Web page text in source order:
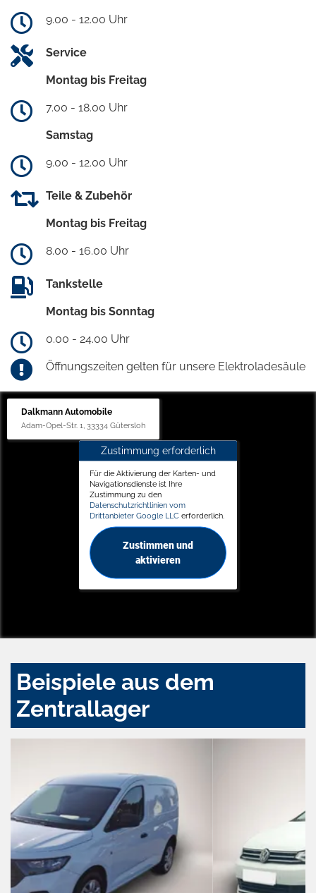
9.00 - 12.00 Uhr
Service
Montag bis Freitag
7.00 - 18.00 Uhr
Samstag
9.00 - 12.00 Uhr
Teile & Zubehör
Montag bis Freitag
8.00 - 16.00 Uhr
Tankstelle
Montag bis Sonntag
0.00 - 24.00 Uhr
Öffnungszeiten gelten für unsere Elektroladesäule
Dalkmann Automobile
Adam-Opel-Str. 1, 33334 Gütersloh
Zustimmung erforderlich
Für die Aktivierung der Karten- und
Navigationsdienste ist Ihre
Zustimmung zu den
Datenschutzrichtlinien vom
Drittanbieter Google LLC erforderlich.
Zustimmen und
aktivieren
Beispiele aus dem
Zentrallager